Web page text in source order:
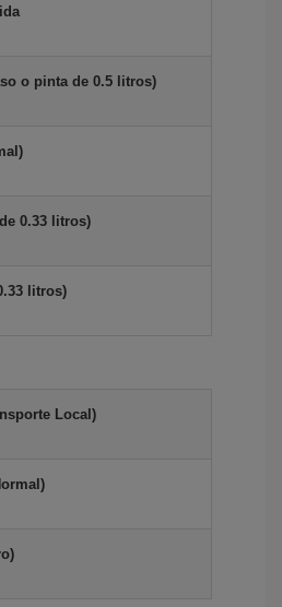
o pinta de 0.5 litros)
0.33 litros)
litros)
Local)